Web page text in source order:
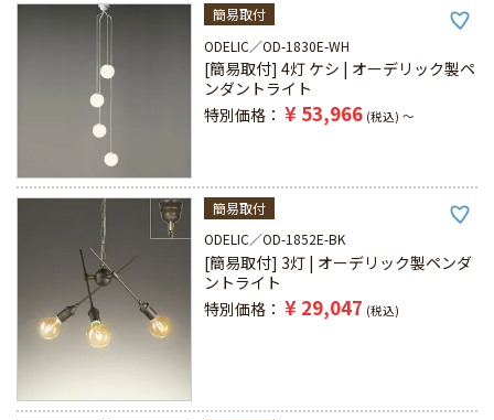
簡易取付
ODELIC
OD-1830E-WH
[簡易取付] 4灯 ケシ | オーデリック製ペ
ンダントライト
特別価格
¥ 53,966 税込 〜
簡易取付
ODELIC
OD-1852E-BK
[簡易取付] 3灯 | オーデリック製ペンダ
ントライト
特別価格
¥ 29,047 税込